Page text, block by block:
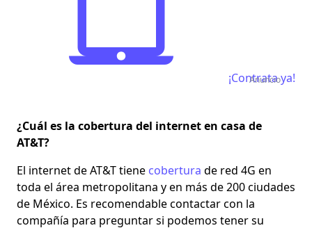
¡Contrata ya!
Anuncio
¿Cuál es la cobertura del internet en casa de
AT&T?
El internet de AT&T tiene cobertura de red 4G en
toda el área metropolitana y en más de 200 ciudades
de México. Es recomendable contactar con la
compañía para preguntar si podemos tener su